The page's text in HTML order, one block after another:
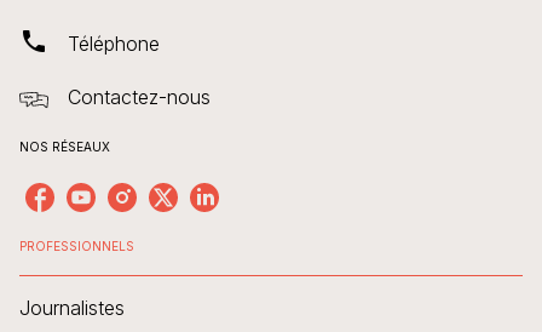
phone Téléphone
Contactez-nous
NOS RÉSEAUX
PROFESSIONNELS
Journalistes